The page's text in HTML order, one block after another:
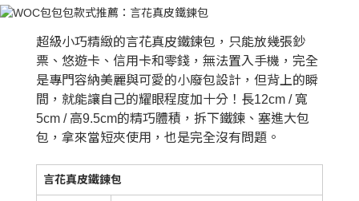
超級小巧精緻的言花真皮鐵鍊包，只能放幾張鈔
票、悠遊卡、信用卡和零錢，無法置入手機，完全
是專門容納美麗與可愛的小廢包設計，但背上的瞬
間，就能讓自己的耀眼程度加十分！長12cm / 寬
5cm / 高9.5cm的精巧體積，拆下鐵鍊、塞進大包
包，拿來當短夾使用，也是完全沒有問題。
言花真皮鐵鍊包